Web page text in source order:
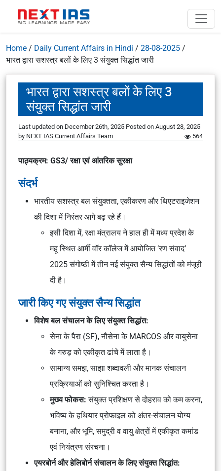
Home / Daily Current Affairs in Hindi / 28-08-2025 /
भारत द्वारा सशस्त्र बलों के लिए 3 संयुक्त सिद्धांत जारी
भारत द्वारा सशस्त्र बलों के लिए 3
संयुक्त सिद्धांत जारी
Last updated on December 26th, 2025 Posted on August 28, 2025
by NEXT IAS Current Affairs Team 564
पाठ्यक्रम: GS3/ रक्षा एवं आंतरिक सुरक्षा
संदर्भ
भारतीय सशस्त्र बल संयुक्तता, एकीकरण और थिएटराइजेशन
की दिशा में निरंतर आगे बढ़ रहे हैं।
इसी दिशा में, रक्षा मंत्रालय ने हाल ही में मध्य प्रदेश के
महू स्थित आर्मी वॉर कॉलेज में आयोजित ‘रण संवाद’
2025 संगोष्ठी में तीन नई संयुक्त सैन्य सिद्धांतों को मंजूरी
दी है।
जारी किए गए संयुक्त सैन्य सिद्धांत
विशेष बल संचालन के लिए संयुक्त सिद्धांत:
सेना के पैरा (SF), नौसेना के MARCOS और वायुसेना
के गरुड़ को एकीकृत ढांचे में लाता है।
सामान्य समझ, साझा शब्दावली और मानक संचालन
प्रक्रियाओं को सुनिश्चित करता है।
मुख्य फोकस:संयुक्त प्रशिक्षण से दोहराव को कम करना,
भविष्य के हथियार प्रोफाइल को अंतर-संचालन योग्य
बनाना, और भूमि, समुद्री व वायु क्षेत्रों में एकीकृत कमांड
एवं नियंत्रण संरचना।
एयरबोर्न और हेलिबोर्न संचालन के लिए संयुक्त सिद्धांत: